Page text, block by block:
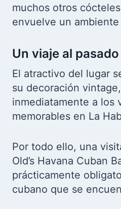
muchos otros
envuelve un
Un viaje al
El atractivo del lugar
su decoración
inmediatamente a los
memorables en La
Por todo ello, una
Old’s Havana Cuban
prácticamente
cubano que se